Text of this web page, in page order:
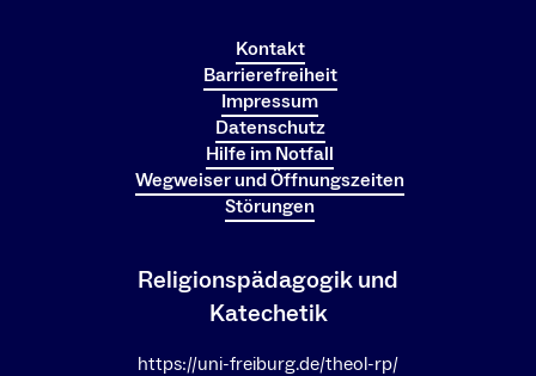
Kontakt
Barrierefreiheit
Impressum
Datenschutz
Hilfe im Notfall
Wegweiser und Öffnungszeiten
Störungen
Religionspädagogik und
Katechetik
https://uni-freiburg.de/theol-rp/